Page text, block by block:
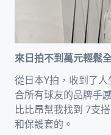
來日拍不到萬元輕鬆
從日本Y拍，收到了
合所有球友的品牌手
比比昂幫我找到 7支
和保護套的。